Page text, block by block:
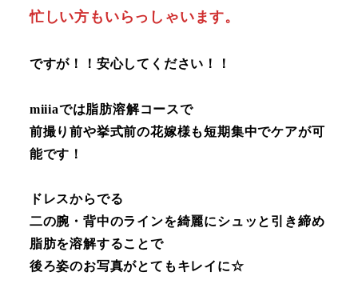
忙しい方もいらっしゃいます。
ですが！！安心してください！！
miiiaでは脂肪溶解コースで
前撮り前や挙式前の花嫁様も短期集中でケアが可
能です！
ドレスからでる
二の腕・背中のラインを綺麗にシュッと引き締め
脂肪を溶解することで
後ろ姿のお写真がとてもキレイに☆